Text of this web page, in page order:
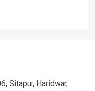
Sitapur, Haridwar,